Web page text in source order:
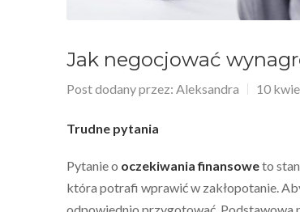
Jak negocjować
Post dodany przez: Aleksandra 10
Trudne pytania
Pytanie o oczekiwania finansoweto
która potrafi wprawić w zakłopotanie.